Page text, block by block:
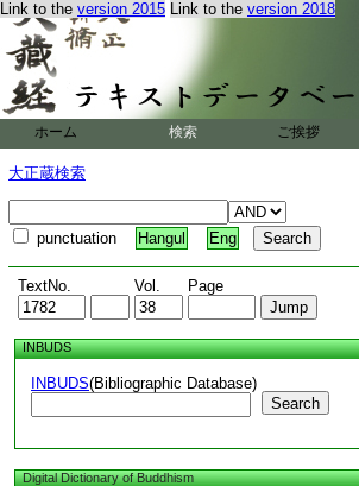
Link to the version 2015 Link to the version 2018
ホーム 検索 ご挨拶
大正蔵検索
punctuation Hangul Eng
TextNo. Vol. Page
INBUDS
INBUDS(Bibliographic Database)
Search
Digital Dictionary of Buddhism